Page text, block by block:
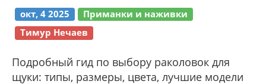
окт, 4 2025
Приманки и наживки
Тимур Нечаев
Подробный гид по выбору раколовок для
щуки: типы, размеры, цвета, лучшие модели